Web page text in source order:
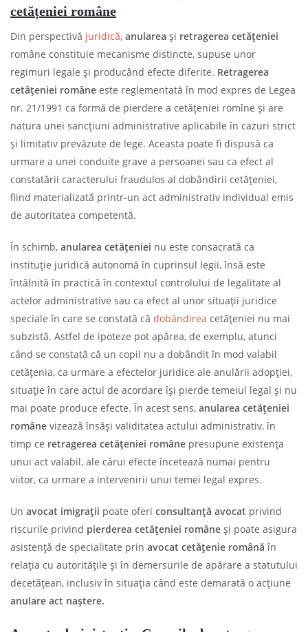
cetățeniei române
Din perspectivă juridică, anularea și retragerea cetățeniei
române constituie mecanisme distincte, supuse unor
regimuri legale și producând efecte diferite. Retragerea
cetățeniei române este reglementată în mod expres de Legea
nr. 21/1991 ca formă de pierdere a cetățeniei romîne și are
natura unei sancțiuni administrative aplicabile în cazuri strict
și limitativ prevăzute de lege. Aceasta poate fi dispusă ca
urmare a unei conduite grave a persoanei sau ca efect al
constatării caracterului fraudulos al dobândirii cetățeniei,
fiind materializată printr-un act administrativ individual emis
de autoritatea competentă.
În schimb, anularea cetățeniei nu este consacrată ca
instituție juridică autonomă în cuprinsul legii, însă este
întâlnită în practică în contextul controlului de legalitate al
actelor administrative sau ca efect al unor situații juridice
speciale în care se constată că dobândirea cetățeniei nu mai
subzistă. Astfel de ipoteze pot apărea, de exemplu, atunci
când se constată că un copil nu a dobândit în mod valabil
cetățenia, ca urmare a efectelor juridice ale anulării adopției,
situație în care actul de acordare își pierde temeiul legal și nu
mai poate produce efecte. În acest sens, anularea cetățeniei
române vizează însăși validitatea actului administrativ, în
timp ce retragerea cetățeniei române presupune existența
unui act valabil, ale cărui efecte încetează numai pentru
viitor, ca urmare a intervenirii unui temei legal expres.
Un avocat imigrații poate oferi consultanță avocat privind
riscurile privind pierderea cetățeniei române și poate asigura
asistență de specialitate prin avocat cetățenie română în
relația cu autoritățile și în demersurile de apărare a statutului
decetățean, inclusiv în situația când este demarată o acțiune
anulare act naștere.